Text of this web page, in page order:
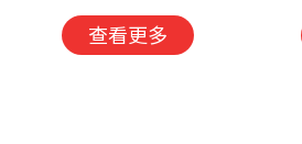
查看更多